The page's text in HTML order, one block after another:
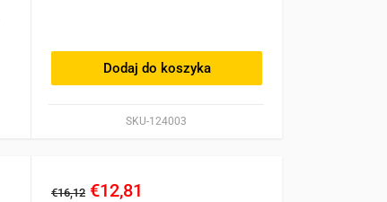
SKU-124003
Dodaj do koszyka
€16,12 €12,81